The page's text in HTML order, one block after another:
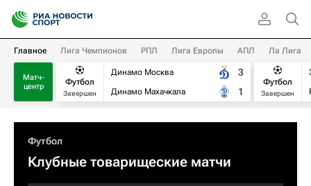
Главное Лига Чемпионов РПЛ Лига Европы АПЛ Ла Лига
Матч-
центр
Футбол
Завершен
Динамо Москва
Динамо Махачкала
3
1
Футбол
Завершен
Футбол
Клубные товарищеские матчи